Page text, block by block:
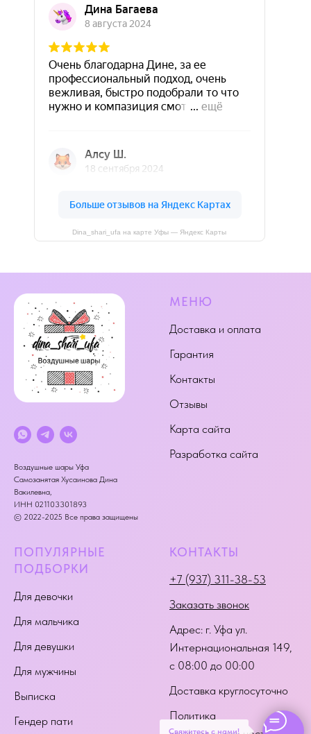
Свяжитесь с нами!
Dina_shari_ufa на карте Уфы — Яндекс Карты
Воздушные шары Уфа
Самозанятая Хусаинова Дина
Вакилевна,
ИНН 021103301893
© 2022-2025 Все права защищены
МЕНЮ
Доставка и оплата
Гарантия
Контакты
Отзывы
Карта сайта
Разработка сайта
ПОПУЛЯРНЫЕ
ПОДБОРКИ
Для девочки
Для мальчика
Для девушки
Для мужчины
Выписка
Гендер пати
КОНТАКТЫ
+7 (937) 311-38-53
Заказать звонок
Адрес: г. Уфа ул.
Интернациональная 149,
с 08:00 до 00:00
Доставка круглосуточно
Политика